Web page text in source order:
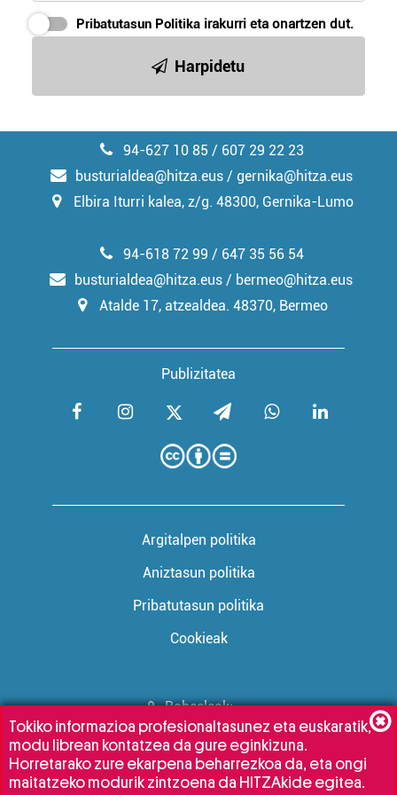
erabiltzeko baimen esplizitua ematen diguzu.Gehiago
irakurri
Pribatutasun Politika irakurri eta onartzen dut.
Harpidetu
94-627 10 85 / 607 29 22 23
busturialdea@hitza.eus / gernika@hitza.eus
Elbira Iturri kalea, z/g. 48300, Gernika-Lumo
Publizitatea
94-618 72 99 / 647 35 56 54
busturialdea@hitza.eus / bermeo@hitza.eus
Atalde 17, atzealdea. 48370, Bermeo
Argitalpen politika
Aniztasun politika
Pribatutasun politika
Cookieak
Babesleak:
Tokiko informazioa profesionaltasunez eta euskaratik,
modu librean kontatzea da gure eginkizuna.
Horretarako zure ekarpena beharrezkoa da, eta ongi
maitatzeko modurik zintzoena da HITZAkide egitea.